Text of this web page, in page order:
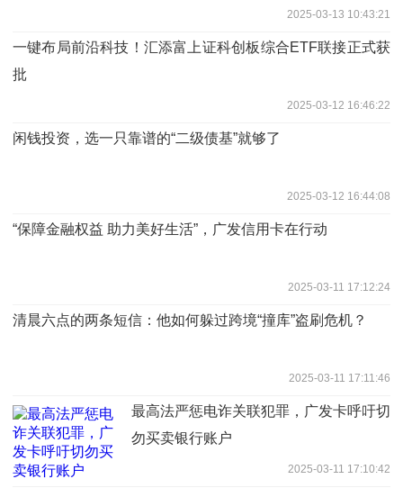
2025-03-13 10:43:21
一键布局前沿科技！汇添富上证科创板综合ETF联接正式获
批
2025-03-12 16:46:22
闲钱投资，选一只靠谱的“二级债基”就够了
2025-03-12 16:44:08
“保障金融权益 助力美好生活”，广发信用卡在行动
2025-03-11 17:12:24
清晨六点的两条短信：他如何躲过跨境“撞库”盗刷危机？
2025-03-11 17:11:46
最高法严惩电诈关联犯罪，广发卡呼吁切
勿买卖银行账户
2025-03-11 17:10:42